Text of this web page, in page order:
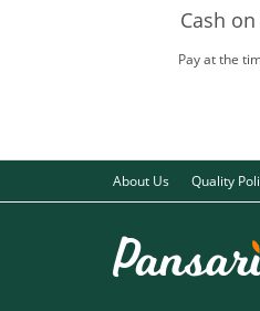
Cash
Pay at the
About Us Quality